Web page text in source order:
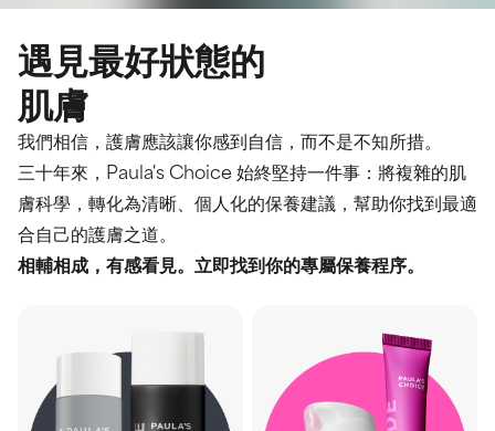
遇見最好狀態的
肌膚
我們相信，護膚應該讓你感到自信，而不是不知所措。
三十年來，Paula's Choice 始終堅持一件事：將複雜的肌
膚科學，轉化為清晰、個人化的保養建議，幫助你找到最適
合自己的護膚之道。
相輔相成，有感看見。立即找到你的專屬保養程序。